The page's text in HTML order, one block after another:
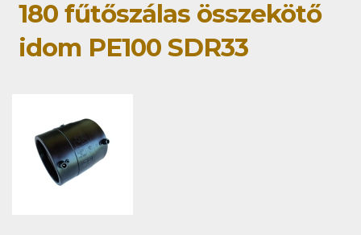
180 fűtőszálas összekötő
idom PE100 SDR33